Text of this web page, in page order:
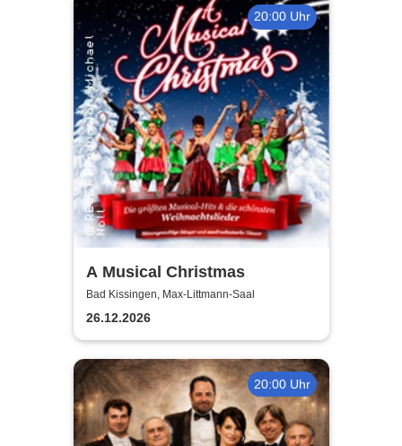
20:00 Uhr
A Musical Christmas
Bad Kissingen, Max-Littmann-Saal
26.12.2026
20:00 Uhr